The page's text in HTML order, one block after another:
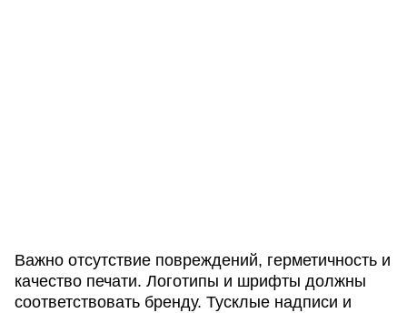
Важно отсутствие повреждений, герметичность и
качество печати. Логотипы и шрифты должны
соответствовать бренду. Тусклые надписи и